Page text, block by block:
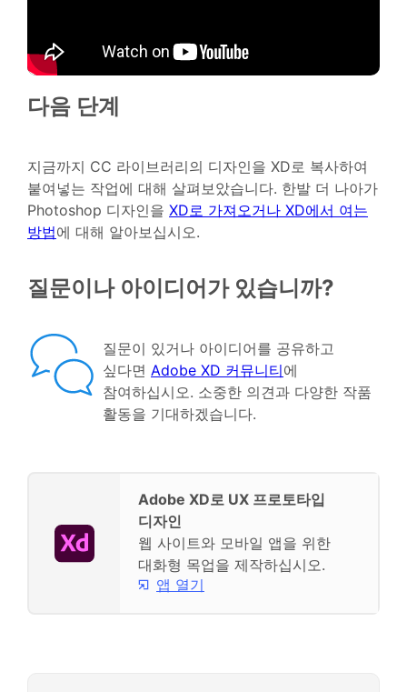
다음 단계
지금까지 CC 라이브러리의 디자인을 XD로 복사하여
붙여넣는 작업에 대해 살펴보았습니다. 한발 더 나아가
Photoshop 디자인을 XD로 가져오거나 XD에서 여는
방법에 대해 알아보십시오.
질문이나 아이디어가 있습니까?
질문이 있거나 아이디어를 공유하고
싶다면 Adobe XD 커뮤니티에
참여하십시오. 소중한 의견과 다양한 작품
활동을 기대하겠습니다.
Adobe XD로 UX 프로토타입
디자인
웹 사이트와 모바일 앱을 위한
대화형 목업을 제작하십시오.
앱 열기